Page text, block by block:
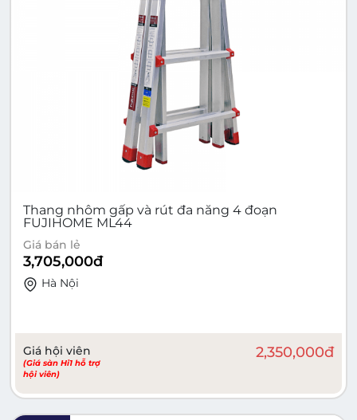
Thang nhôm gấp và rút đa năng 4 đoạn
FUJIHOME ML44
Giá bán lẻ
3,705,000đ
Hà Nội
Giá hội viên
(Giá sàn Hi1 hỗ trợ
hội viên)
2,350,000đ